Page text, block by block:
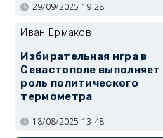
29/09/2025 19:28
Иван Ермаков
Избирательная игра в
Севастополе выполняет
роль политического
термометра
18/08/2025 13:48